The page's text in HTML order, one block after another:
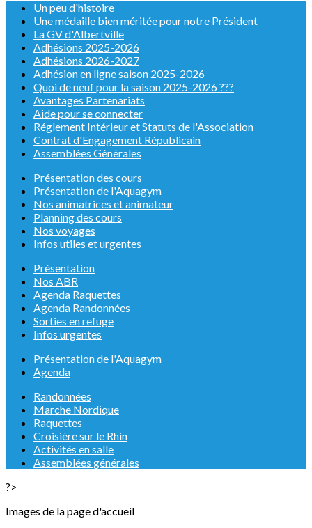
Un peu d'histoire
Une médaille bien méritée pour notre Président
La GV d'Albertville
Adhésions 2025-2026
Adhésions 2026-2027
Adhésion en ligne saison 2025-2026
Quoi de neuf pour la saison 2025-2026 ???
Avantages Partenariats
Aide pour se connecter
Réglement Intérieur et Statuts de l'Association
Contrat d'Engagement Républicain
Assemblées Générales
Présentation des cours
Présentation de l'Aquagym
Nos animatrices et animateur
Planning des cours
Nos voyages
Infos utiles et urgentes
Présentation
Nos ABR
Agenda Raquettes
Agenda Randonnées
Sorties en refuge
Infos urgentes
Présentation de l'Aquagym
Agenda
Randonnées
Marche Nordique
Raquettes
Croisière sur le Rhin
Activités en salle
Assemblées générales
?>
Images de la page d'accueil